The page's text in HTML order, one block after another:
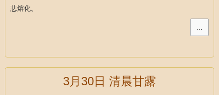
LINK
悲熔化。
…
3月30日 清晨甘露